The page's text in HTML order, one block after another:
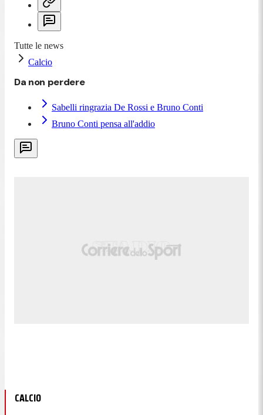
Tutte le news
Calcio
Da non perdere
Sabelli ringrazia De Rossi e Bruno Conti
Bruno Conti pensa all'addio
CALCIO